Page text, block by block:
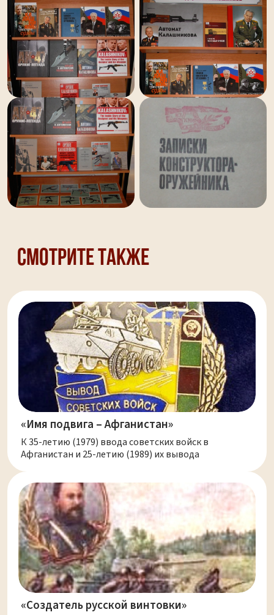
Смотрите также
«Имя подвига – Афганистан»
К 35-летию (1979) ввода советских войск в
Афганистан и 25-летию (1989) их вывода
«Создатель русской винтовки»